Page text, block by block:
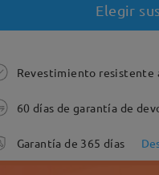
Elegir
Revestimiento resistente
60 días de garantía de
Garantía de 365 días